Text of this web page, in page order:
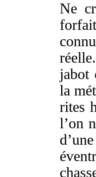
Ne
forfait
réelle
jabot
la
rites
l’on